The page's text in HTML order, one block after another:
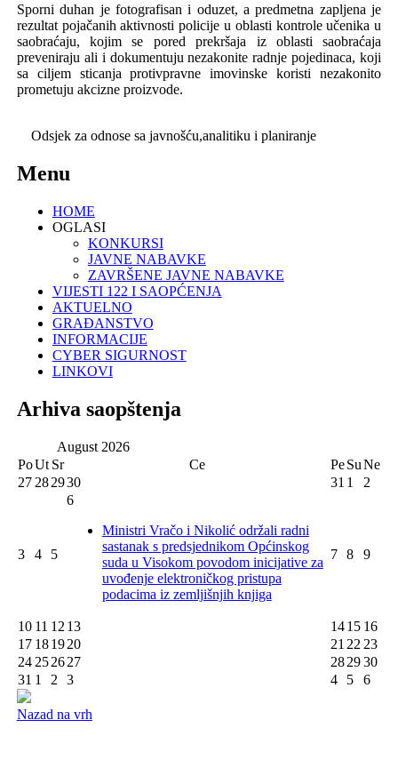
Sporni duhan je fotografisan i oduzet, a predmetna zapljena je
rezultat pojačanih aktivnosti policije u oblasti kontrole učenika u
saobraćaju, kojim se pored prekršaja iz oblasti saobraćaja
preveniraju ali i dokumentuju nezakonite radnje pojedinaca, koji
sa ciljem sticanja protivpravne imovinske koristi nezakonito
prometuju akcizne proizvode.
Odsjek za odnose sa javnošću,analitiku i planiranje
Menu
HOME
OGLASI
KONKURSI
JAVNE NABAVKE
ZAVRŠENE JAVNE NABAVKE
VIJESTI 122 I SAOPĆENJA
AKTUELNO
GRAĐANSTVO
INFORMACIJE
CYBER SIGURNOST
LINKOVI
Arhiva saopštenja
August 2026
PoUt Sr Ce PeSuNe
27282930 31 1 2
3 4 5
6
Ministri Vračo i Nikolić održali radni
sastanak s predsjednikom Općinskog
suda u Visokom povodom inicijative za
uvođenje elektroničkog pristupa
podacima iz zemljišnjih knjiga
7 8 9
10 11 1213 1415 16
17 181920 212223
24252627 282930
31 1 2 3 4 5 6
Nazad na vrh